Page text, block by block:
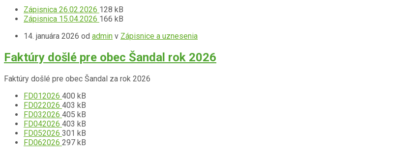
PrílohyZápisnica 26.02.2026 Prípona
súboru:
Veľkosť
súboru:
128 kB
Zápisnica 15.04.2026 Prípona
pdf
Veľkosť
166 kB
14. januára 2026 od admin v Zápisnice a uznesenia
Faktúry došlé pre obec Šandal rok 2026
Faktúry došlé pre obec Šandal za rok 2026
PrílohyFD012026 Prípona
súboru:
pdf
Veľkosť
súboru:
400 kB
FD022026 Prípona
súboru:
pdf
Veľkosť
súboru:
403 kB
FD032026 Prípona
súboru:
pdf
Veľkosť
súboru:
405 kB
FD042026 Prípona
súboru:
pdf
Veľkosť
súboru:
403 kB
FD052026 Prípona
súboru:
Veľkosť
súboru:
301 kB
FD062026 Prípona
Veľkosť
297 kB